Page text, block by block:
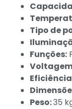
Tipo de
Funções:
Peso:35